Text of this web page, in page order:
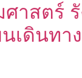
าสตร์
เดินทา